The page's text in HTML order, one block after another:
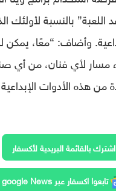
اللعبة” بالنسبة لأولئك
وأضاف: “معًا، يمكن
مسار لأي فنان، من أي
من هذه الأدوات
اشترك بالقائمة البريدية لأكسفار
تابعوا اكسفار عبر google News